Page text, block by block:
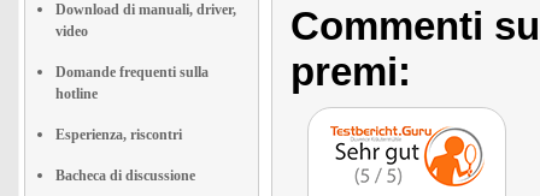
Download di manuali, driver,
video
Domande frequenti sulla
hotline
Esperienza, riscontri
Bacheca di discussione
Commenti
premi: